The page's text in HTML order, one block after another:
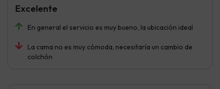
En general el servicio es muy bueno, la ubicación ideal
La cama no es muy cómoda, necesitaría un cambio de
colchón
Excelente